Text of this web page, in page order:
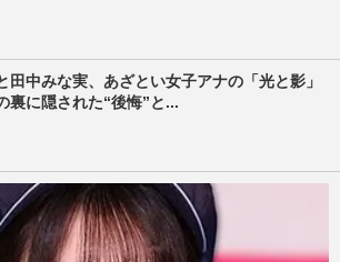
田中みな実、あざとい女子アナの「光と影」
裏に隠された“後悔”と...